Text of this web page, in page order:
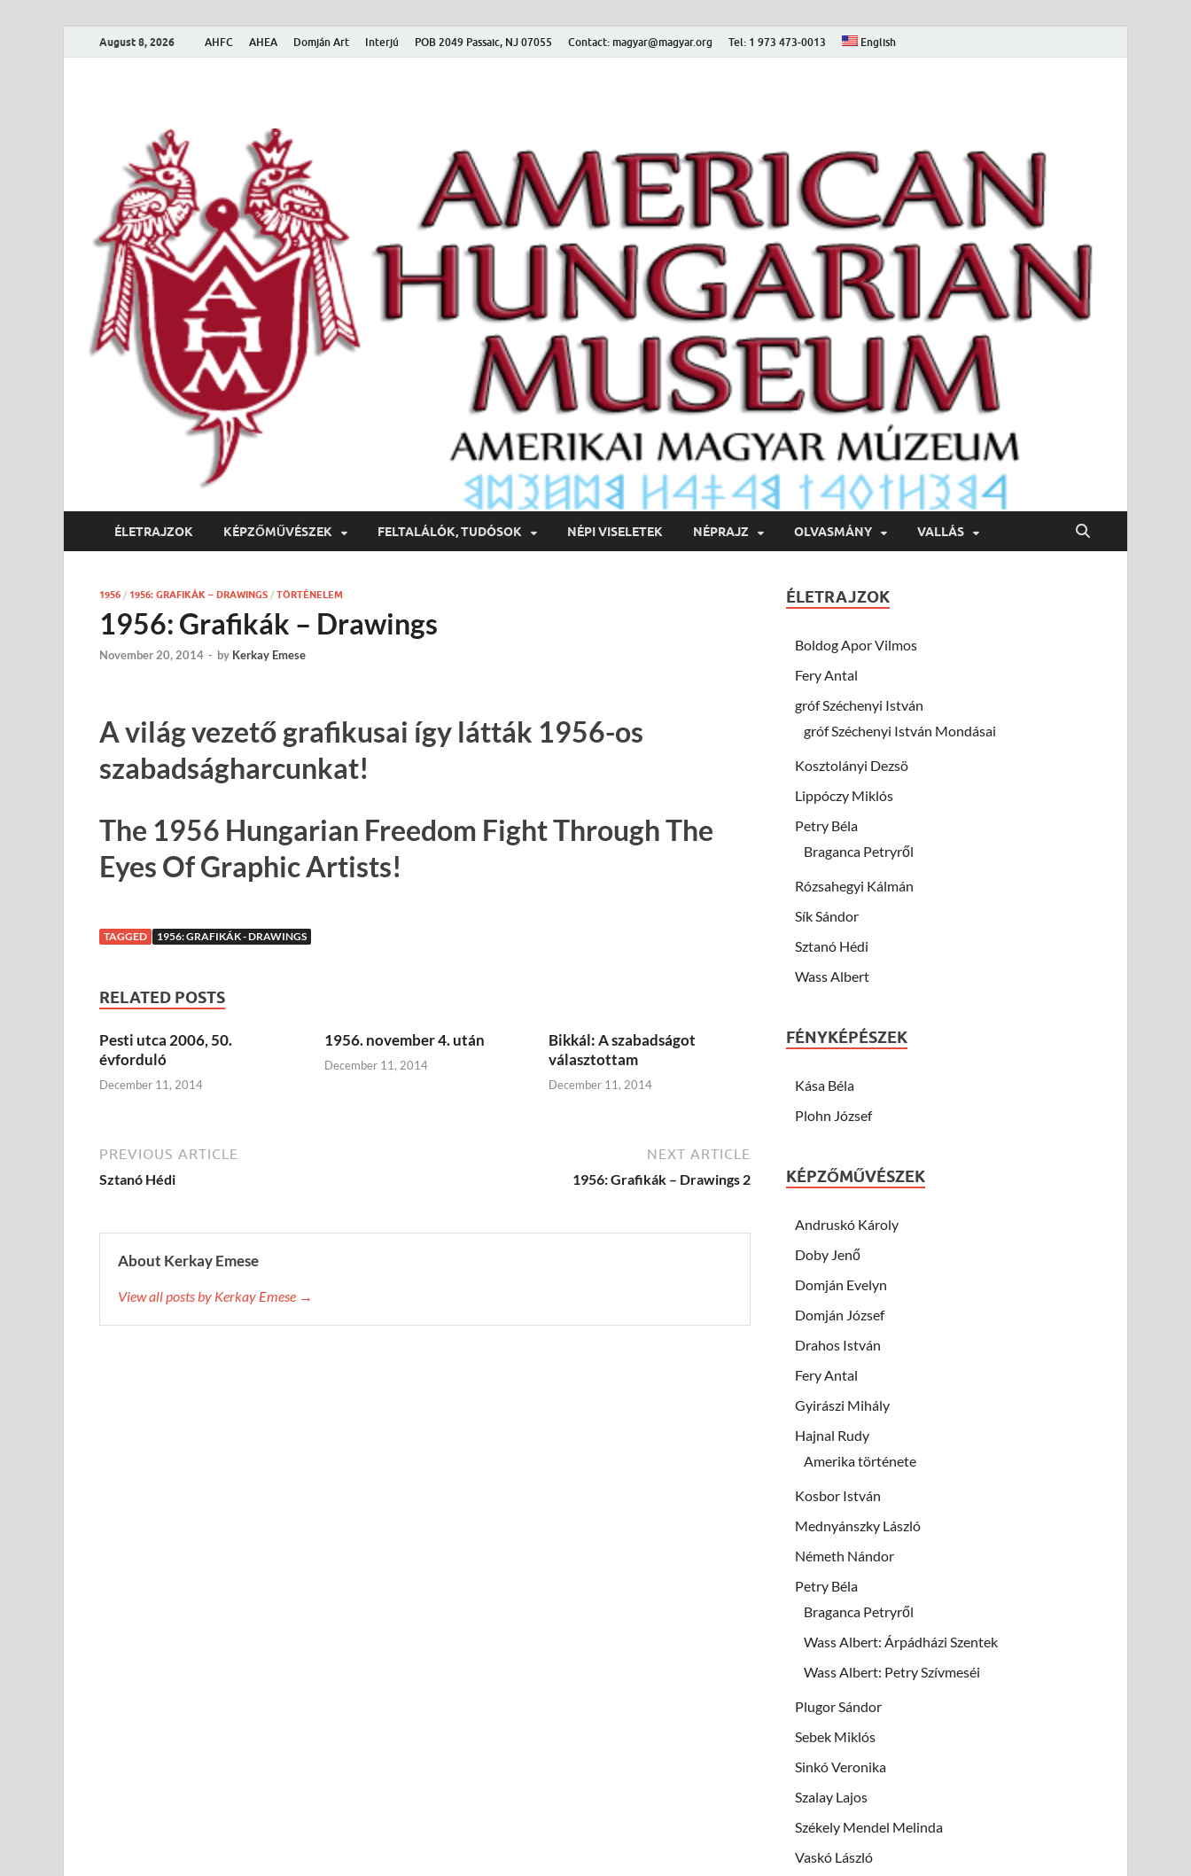
August 8, 2026 AHFC AHEA Domján Art Interjú POB 2049 Passaic, NJ 07055 Contact: magyar@magyar.org Tel: 1 973 473-0013 English
Amerikai Magyar Múzeum
ÉLETRAJZOK KÉPZŐMŰVÉSZEK FELTALÁLÓK, TUDÓSOK NÉPI VISELETEK NÉPRAJZ OLVASMÁNY VALLÁS
1956 / 1956: GRAFIKÁK – DRAWINGS / TÖRTÉNELEM
1956: Grafikák – Drawings
November 20, 2014 - by Kerkay Emese
A világ vezető grafikusai így látták 1956-os
szabadságharcunkat!
The 1956 Hungarian Freedom Fight Through The
Eyes Of Graphic Artists!
TAGGED 1956: GRAFIKÁK - DRAWINGS
RELATED POSTS
Pesti utca 2006, 50.
évforduló
December 11, 2014
1956. november 4. után
December 11, 2014
Bikkál: A szabadságot
választottam
December 11, 2014
PREVIOUS ARTICLE
Sztanó Hédi
NEXT ARTICLE
1956: Grafikák – Drawings 2
About Kerkay Emese
View all posts by Kerkay Emese →
ÉLETRAJZOK
Boldog Apor Vilmos
Fery Antal
gróf Széchenyi István
gróf Széchenyi István Mondásai
Kosztolányi Dezsö
Lippóczy Miklós
Petry Béla
Braganca Petryről
Rózsahegyi Kálmán
Sík Sándor
Sztanó Hédi
Wass Albert
FÉNYKÉPÉSZEK
Kása Béla
Plohn József
KÉPZŐMŰVÉSZEK
Andruskó Károly
Doby Jenő
Domján Evelyn
Domján József
Drahos István
Fery Antal
Gyirászi Mihály
Hajnal Rudy
Amerika története
Kosbor István
Mednyánszky László
Németh Nándor
Petry Béla
Braganca Petryről
Wass Albert: Árpádházi Szentek
Wass Albert: Petry Szívmeséi
Plugor Sándor
Sebek Miklós
Sinkó Veronika
Szalay Lajos
Székely Mendel Melinda
Vaskó László